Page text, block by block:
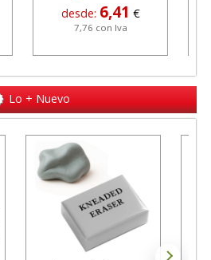
desde:6,41
7,76 con Iva
Lo + Nuevo